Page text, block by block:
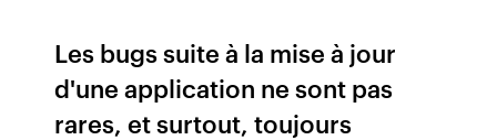
Les bugs suite à la mise à jour
d'une application ne sont pas
rares, et surtout, toujours